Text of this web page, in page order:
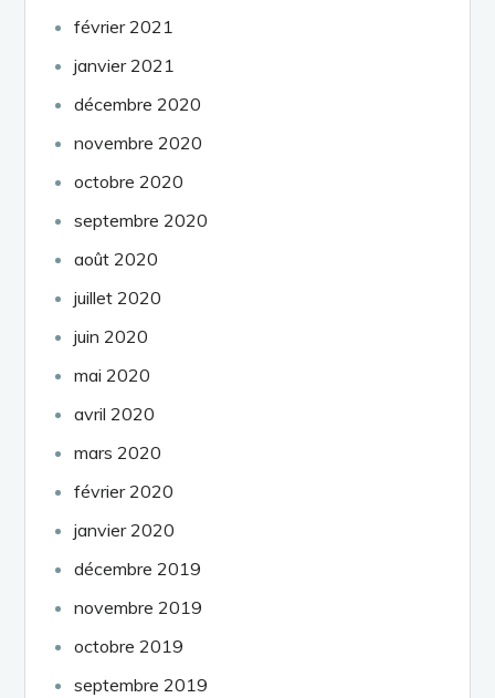
février 2021
janvier 2021
décembre 2020
novembre 2020
octobre 2020
septembre 2020
août 2020
juillet 2020
juin 2020
mai 2020
avril 2020
mars 2020
février 2020
janvier 2020
décembre 2019
novembre 2019
octobre 2019
septembre 2019